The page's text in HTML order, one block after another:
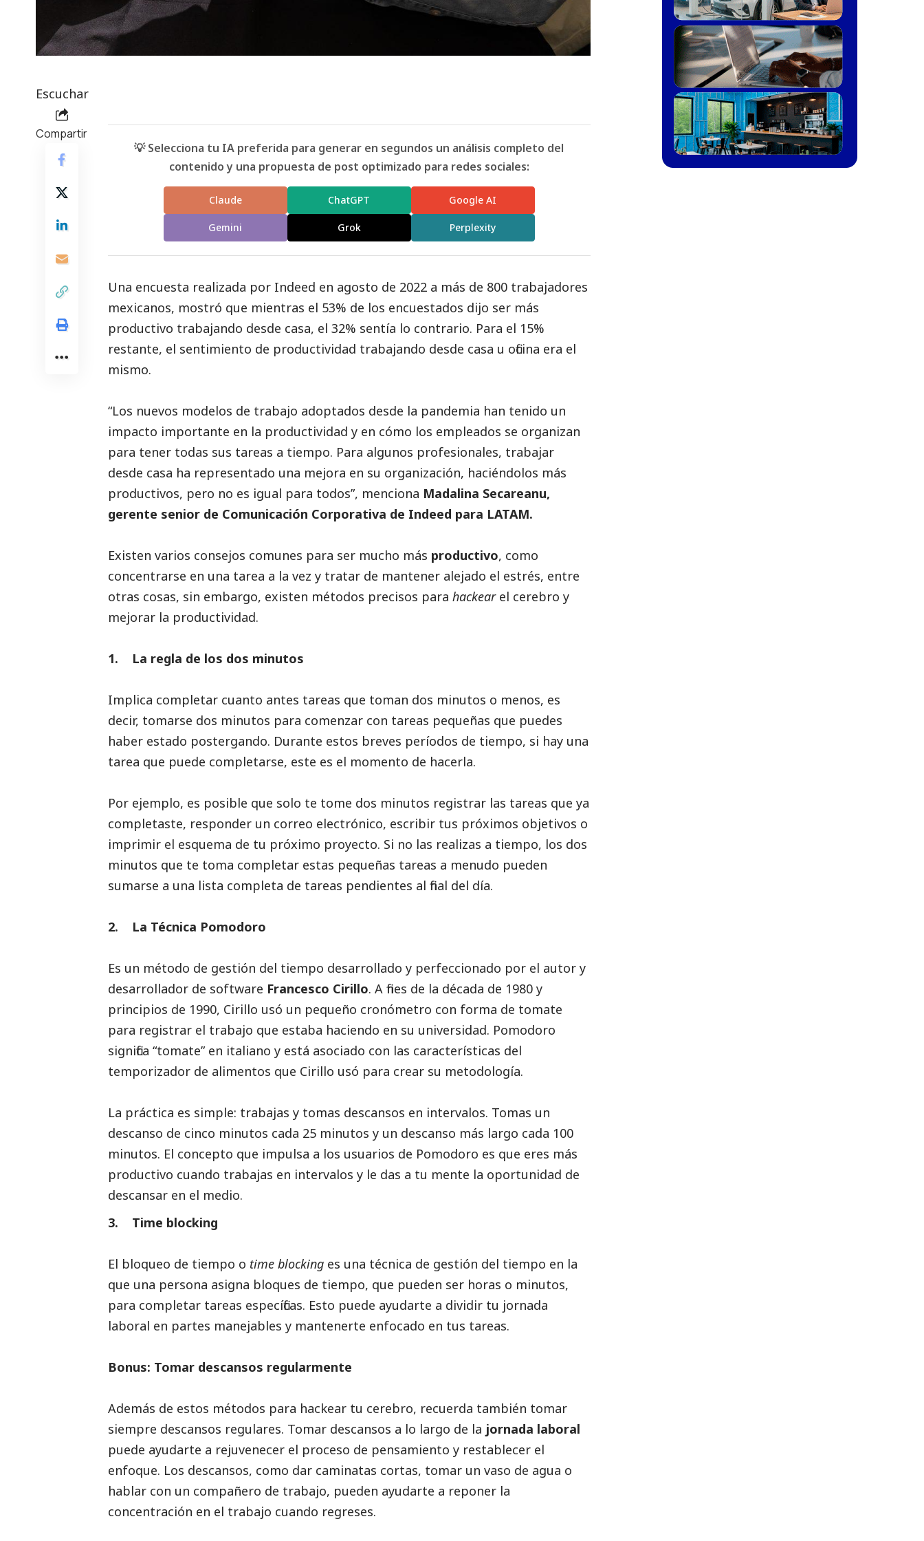
Escuchar
Compartir
💡 Selecciona tu IA preferida para generar en segundos un análisis completo del
contenido y una propuesta de post optimizado para redes sociales:
Claude ChatGPT Google AI
Gemini Grok Perplexity
Una encuesta realizada por Indeed en agosto de 2022 a más de 800 trabajadores
mexicanos, mostró que mientras el 53% de los encuestados dijo ser más
productivo trabajando desde casa, el 32% sentía lo contrario. Para el 15%
restante, el sentimiento de productividad trabajando desde casa u oficina era el
mismo.
“Los nuevos modelos de trabajo adoptados desde la pandemia han tenido un
impacto importante en la productividad y en cómo los empleados se organizan
para tener todas sus tareas a tiempo. Para algunos profesionales, trabajar
desde casa ha representado una mejora en su organización, haciéndolos más
productivos, pero no es igual para todos”, menciona Madalina Secareanu,
gerente senior de Comunicación Corporativa de Indeed para LATAM.
Existen varios consejos comunes para ser mucho más productivo, como
concentrarse en una tarea a la vez y tratar de mantener alejado el estrés, entre
otras cosas, sin embargo, existen métodos precisos para hackear el cerebro y
mejorar la productividad.
1. La regla de los dos minutos
Implica completar cuanto antes tareas que toman dos minutos o menos, es
decir, tomarse dos minutos para comenzar con tareas pequeñas que puedes
haber estado postergando. Durante estos breves períodos de tiempo, si hay una
tarea que puede completarse, este es el momento de hacerla.
Por ejemplo, es posible que solo te tome dos minutos registrar las tareas que ya
completaste, responder un correo electrónico, escribir tus próximos objetivos o
imprimir el esquema de tu próximo proyecto. Si no las realizas a tiempo, los dos
minutos que te toma completar estas pequeñas tareas a menudo pueden
sumarse a una lista completa de tareas pendientes al final del día.
2. La Técnica Pomodoro
Es un método de gestión del tiempo desarrollado y perfeccionado por el autor y
desarrollador de software Francesco Cirillo. A fines de la década de 1980 y
principios de 1990, Cirillo usó un pequeño cronómetro con forma de tomate
para registrar el trabajo que estaba haciendo en su universidad. Pomodoro
significa “tomate” en italiano y está asociado con las características del
temporizador de alimentos que Cirillo usó para crear su metodología.
La práctica es simple: trabajas y tomas descansos en intervalos. Tomas un
descanso de cinco minutos cada 25 minutos y un descanso más largo cada 100
minutos. El concepto que impulsa a los usuarios de Pomodoro es que eres más
productivo cuando trabajas en intervalos y le das a tu mente la oportunidad de
descansar en el medio.
3. Time blocking
El bloqueo de tiempo o time blocking es una técnica de gestión del tiempo en la
que una persona asigna bloques de tiempo, que pueden ser horas o minutos,
para completar tareas específicas. Esto puede ayudarte a dividir tu jornada
laboral en partes manejables y mantenerte enfocado en tus tareas.
Bonus: Tomar descansos regularmente
Además de estos métodos para hackear tu cerebro, recuerda también tomar
siempre descansos regulares. Tomar descansos a lo largo de la jornada laboral
puede ayudarte a rejuvenecer el proceso de pensamiento y restablecer el
enfoque. Los descansos, como dar caminatas cortas, tomar un vaso de agua o
hablar con un compañero de trabajo, pueden ayudarte a reponer la
concentración en el trabajo cuando regreses.